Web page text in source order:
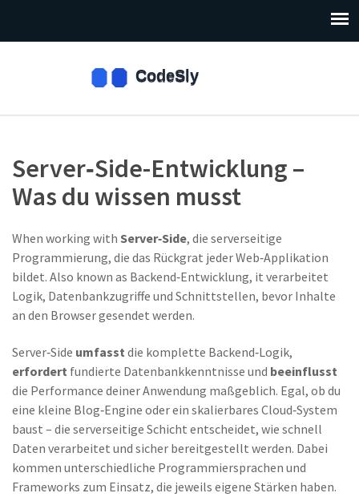
Server‑Side-Entwicklung –
Was du wissen musst
When working with Server‑Side, die serverseitige
Programmierung, die das Rückgrat jeder Web‑Applikation
bildet. Also known as Backend‑Entwicklung, it verarbeitet
Logik, Datenbankzugriffe und Schnittstellen, bevor Inhalte
an den Browser gesendet werden.
Server‑Side umfasst die komplette Backend‑Logik,
erfordert fundierte Datenbankkenntnisse und beeinflusst
die Performance deiner Anwendung maßgeblich. Egal, ob du
eine kleine Blog‑Engine oder ein skalierbares Cloud‑System
baust – die serverseitige Schicht entscheidet, wie schnell
Daten verarbeitet und sicher bereitgestellt werden. Dabei
kommen unterschiedliche Programmiersprachen und
Frameworks zum Einsatz, die jeweils eigene Stärken haben.